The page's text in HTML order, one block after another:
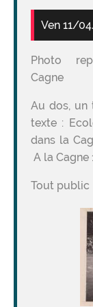
Ven 11/
Photo
Cagne
Au dos, un
texte :
dans la
A la Cagne
Tout public